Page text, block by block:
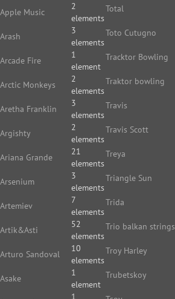
Apple Music
2
elements
Arash
3
elements
Arcade Fire
1
element
Arctic Monkeys
2
elements
Aretha Franklin
3
elements
Argishty
2
elements
Ariana Grande
21
elements
Arsenium
3
elements
Artemiev
7
elements
Artik&Asti
52
elements
Arturo Sandoval
10
elements
Asake
1
element
1
Total
Toto Cutugno
Tracktor Bowling
Traktor bowling
Travis
Travis Scott
Treya
Triangle Sun
Trida
Trio balkan strings
Troy Harley
Trubetskoy